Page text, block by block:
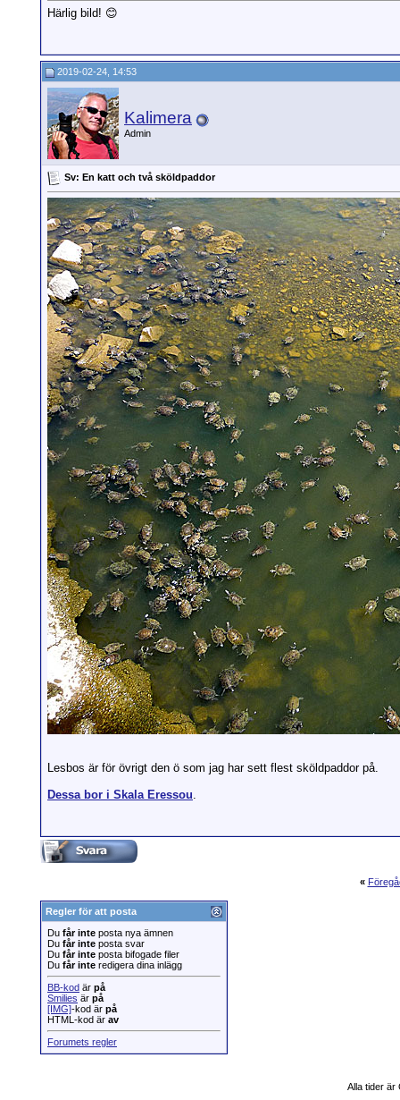
Härlig bild! 😊
2019-02-24, 14:53
Kalimera
Admin
Sv: En katt och två sköldpaddor
Lesbos är för övrigt den ö som jag har sett flest sköldpaddor på.
Dessa bor i Skala Eressou.
«
Regler för att posta
Du får inte posta nya ämnen
Du får inte posta svar
Du får inte posta bifogade filer
Du får inte redigera dina inlägg
BB-kod är på
Smilies är på
[IMG]-kod är på
HTML-kod är av
Forumets regler
Alla tider är